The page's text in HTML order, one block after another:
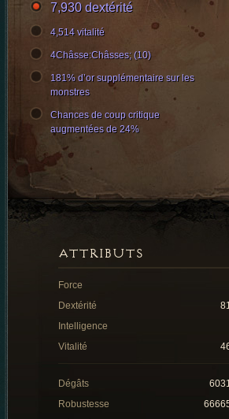
7,930 dextérité
4,514 vitalité
4Châsse:Châsses; (10)
181% d’or supplémentaire sur les
monstres
Chances de coup critique
augmentées de 24%
ATTRIBUTS
Force
Dextérité
Intelligence
Vitalité
Dégâts
Robustesse